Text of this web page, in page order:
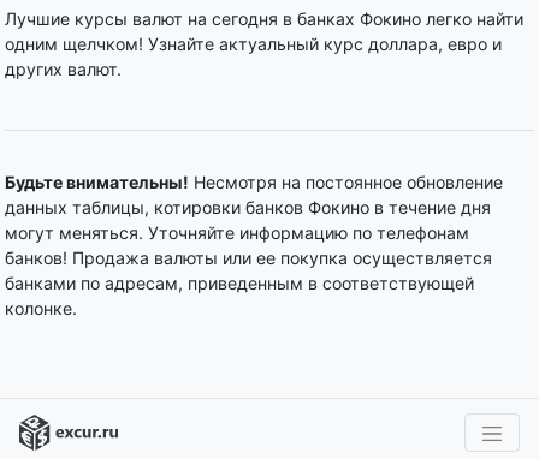
Лучшие курсы валют на сегодня в банках Фокино легко найти
одним щелчком! Узнайте актуальный курс доллара, евро и
других валют.
Будьте внимательны! Несмотря на постоянное обновление
данных таблицы, котировки банков Фокино в течение дня
могут меняться. Уточняйте информацию по телефонам
банков! Продажа валюты или ее покупка осуществляется
банками по адресам, приведенным в соответствующей
колонке.